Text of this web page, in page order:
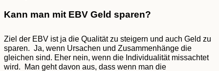
Kann man mit EBV Geld sparen?
Ziel der EBV ist ja die Qualität zu steigern und auch Geld zu
sparen. Ja, wenn Ursachen und Zusammenhänge die
gleichen sind. Eher nein, wenn die Individualität missachtet
wird. Man geht davon aus, dass wenn man die